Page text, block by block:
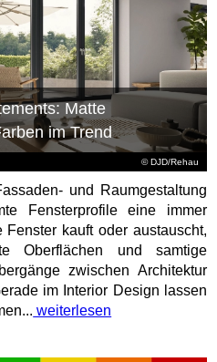
© DJD/Rehau
Matte
im Trend
und Raumgestaltung
Fensterprofile eine immer
kauft oder austauscht,
Oberflächen und samtige
zwischen Architektur
im Interior Design lassen
weiterlesen